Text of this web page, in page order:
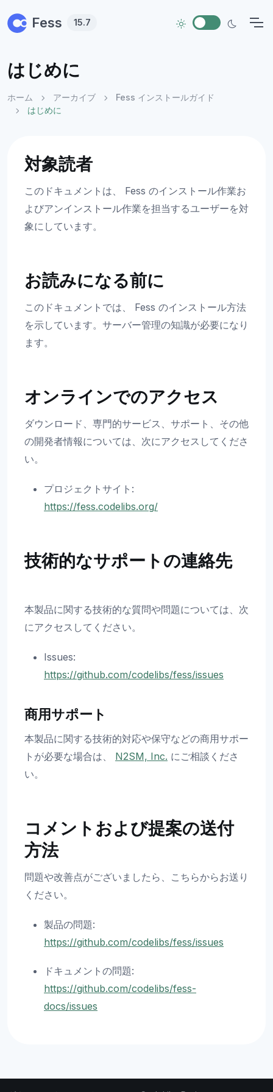
Fess 15.7
はじめに
ホーム アーカイブ
Fess インストールガイド
はじめに
対象読者
このドキュメントは、 Fess のインストール作業お
よびアンインストール作業を担当するユーザーを対
象にしています。
お読みになる前に
このドキュメントでは、 Fess のインストール方法
を示しています。サーバー管理の知識が必要になり
ます。
オンラインでのアクセス
ダウンロード、専門的サービス、サポート、その他
の開発者情報については、次にアクセスしてくださ
い。
プロジェクトサイト:
https://fess.codelibs.org/
技術的なサポートの連絡先
本製品に関する技術的な質問や問題については、次
にアクセスしてください。
Issues:
https://github.com/codelibs/fess/issues
商用サポート
本製品に関する技術的対応や保守などの商用サポー
トが必要な場合は、 N2SM, Inc. にご相談くださ
い。
コメントおよび提案の送付
方法
問題や改善点がございましたら、こちらからお送り
ください。
製品の問題:
https://github.com/codelibs/fess/issues
ドキュメントの問題:
https://github.com/codelibs/fess-
docs/issues